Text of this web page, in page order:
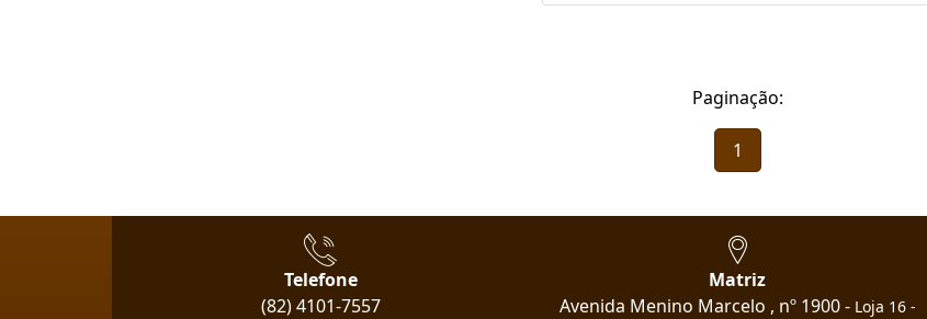
Paginação:
1
Telefone
(82) 4101-7557
Matriz
Avenida Menino Marcelo , nº 1900 - Loja 16 -